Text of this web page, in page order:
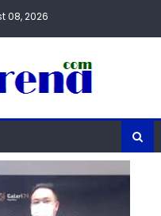
08, 2026